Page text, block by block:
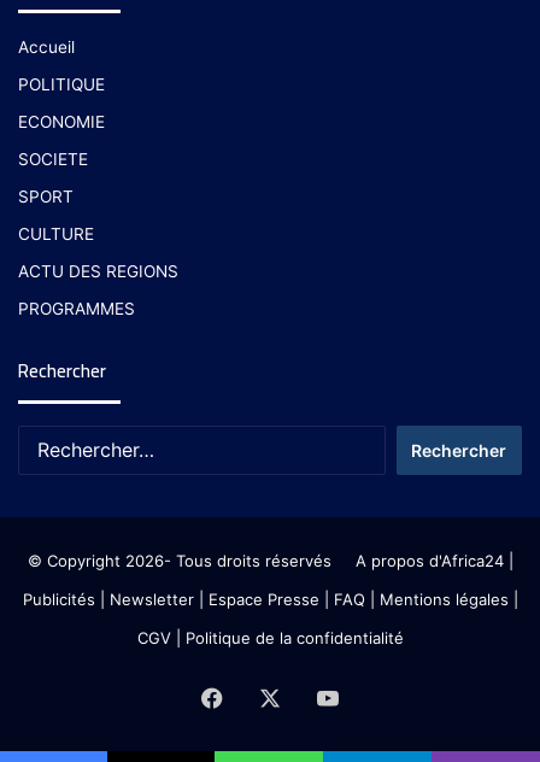
Accueil
POLITIQUE
ECONOMIE
SOCIETE
SPORT
CULTURE
ACTU DES REGIONS
PROGRAMMES
Rechercher
© Copyright 2026- Tous droits réservés A propos d'Africa24|
Publicités
Newsletter| Espace Presse | FAQ | Mentions légales
CGV| Politique de la confidentialité